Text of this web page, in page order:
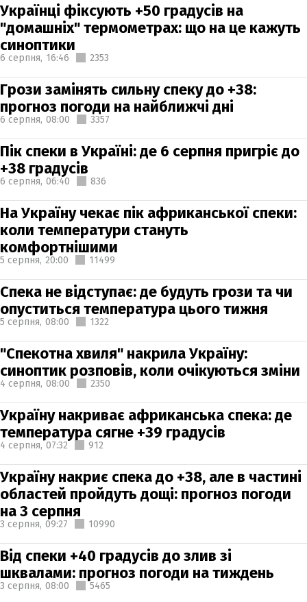
Українці фіксують +50 градусів на
"домашніх" термометрах: що на це кажуть
синоптики
6 серпня, 16:46 2353
Грози замінять сильну спеку до +38:
прогноз погоди на найближчі дні
6 серпня, 08:00 3357
Пік спеки в Україні: де 6 серпня пригріє до
+38 градусів
6 серпня, 06:40 836
На Україну чекає пік африканської спеки:
коли температури стануть
комфортнішими
5 серпня, 20:00 11499
Спека не відступає: де будуть грози та чи
опуститься температура цього тижня
5 серпня, 08:00 1322
"Спекотна хвиля" накрила Україну:
синоптик розповів, коли очікуються зміни
4 серпня, 08:00 2350
Україну накриває африканська спека: де
температура сягне +39 градусів
4 серпня, 07:32 912
Україну накриє спека до +38, але в частині
областей пройдуть дощі: прогноз погоди
на 3 серпня
3 серпня, 09:27 10990
Від спеки +40 градусів до злив зі
шквалами: прогноз погоди на тиждень
3 серпня, 08:00 5465